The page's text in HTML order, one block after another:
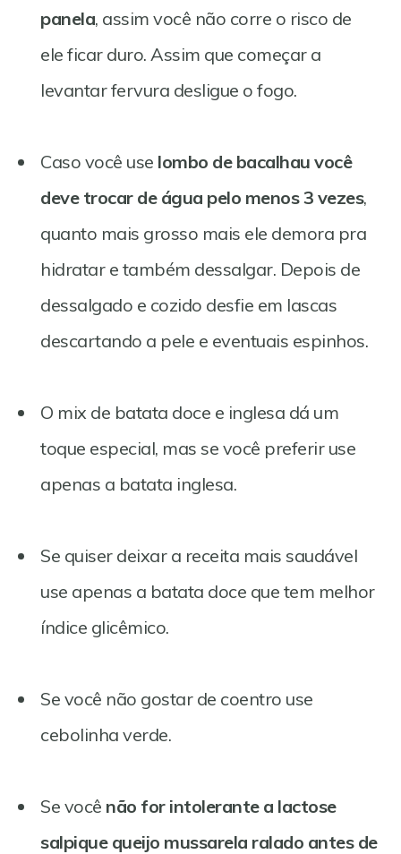
panela, assim você não corre o risco de
ele ficar duro. Assim que começar a
levantar fervura desligue o fogo.
Caso você use lombo de bacalhau você
deve trocar de água pelo menos 3 vezes,
quanto mais grosso mais ele demora pra
hidratar e também dessalgar. Depois de
dessalgado e cozido desfie em lascas
descartando a pele e eventuais espinhos.
O mix de batata doce e inglesa dá um
toque especial, mas se você preferir use
apenas a batata inglesa.
Se quiser deixar a receita mais saudável
use apenas a batata doce que tem melhor
índice glicêmico.
Se você não gostar de coentro use
cebolinha verde.
Se você não for intolerante a lactose
salpique queijo mussarela ralado antes de